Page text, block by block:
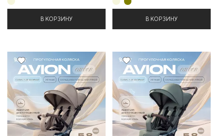
В КОРЗИНУ В КОРЗИНУ
Хит Хит